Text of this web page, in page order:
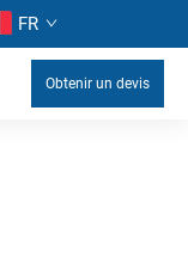
FR
Obtenir un devis